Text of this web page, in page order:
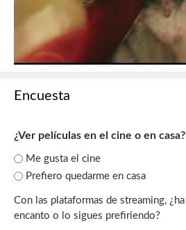
Encuesta
¿Ver películas en el cine o en casa?
Me gusta el cine
Prefiero quedarme en casa
Con las plataformas de streaming, ¿ha perdido el cine su
encanto o lo sigues prefiriendo?